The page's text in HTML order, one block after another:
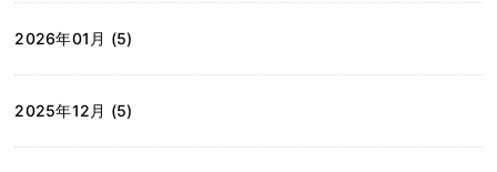
2026年01月 (5)
2025年12月 (5)